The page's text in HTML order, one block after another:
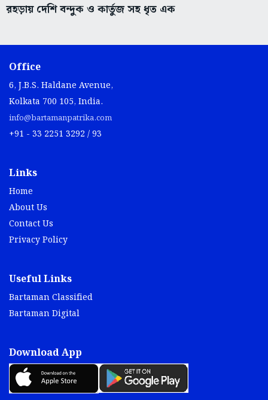
রহড়ায় দেশি বন্দুক ও কার্তুজ সহ ধৃত এক
Office
6, J.B.S. Haldane Avenue,
Kolkata 700 105, India.
info@bartamanpatrika.com
+91 - 33 2251 3292 / 93
Links
Home
About Us
Contact Us
Privacy Policy
Useful Links
Bartaman Classified
Bartaman Digital
Download App